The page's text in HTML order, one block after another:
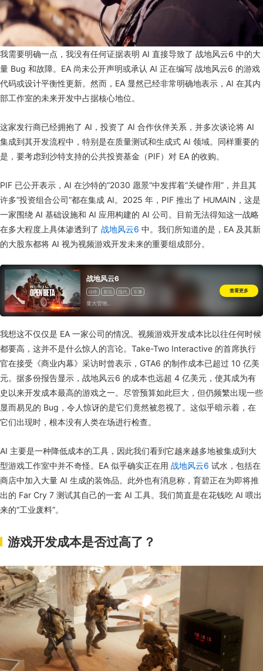
我需要明确一点，我没有任何证据表明 AI 直接导致了 战地风云6 中的大
量 Bug 和故障。EA 尚未公开声明或承认 AI 正在编写 战地风云6 的游戏
代码或设计平衡性更新。然而，EA 显然已经非常明确地表示，AI 在其内
部工作室的未来开发中占据核心地位。
这家发行商已经拥抱了 AI，投资了 AI 合作伙伴关系，并多次谈论将 AI
集成到其开发流程中，特别是在质量测试和生成式 AI 领域。同样重要的
是，要考虑到沙特支持的公共投资基金（PIF）对 EA 的收购。
PIF 已公开表示，AI 在沙特的“2030 愿景”中发挥着“关键作用”，并且其
许多“投资组合公司”都在集成 AI。2025 年，PIF 推出了 HUMAIN，这是
一家围绕 AI 基础设施和 AI 应用构建的 AI 公司。目前无法得知这一战略
在多大程度上具体渗透到了 战地风云6 中。我们所知道的是，EA 及其新
的大股东都将 AI 视为视频游戏开发未来的重要组成部分。
战地风云6
动作 射击 现代 军事
量大管饱..
查看更多
我想这不仅仅是 EA 一家公司的情况。视频游戏开发成本比以往任何时候
都要高，这并不是什么惊人的言论。Take-Two Interactive 的首席执行
官在接受《商业内幕》采访时曾表示，GTA6 的制作成本已超过 10 亿美
元。据多份报告显示，战地风云6 的成本也远超 4 亿美元，使其成为有
史以来开发成本最高的游戏之一。尽管预算如此巨大，但仍频繁出现一些
显而易见的 Bug，令人惊讶的是它们竟然被忽视了。这似乎暗示着，在
它们出现时，根本没有人类在场进行检查。
AI 主要是一种降低成本的工具，因此我们看到它越来越多地被集成到大
型游戏工作室中并不奇怪。EA 似乎确实正在用 战地风云6 试水，包括在
商店中加入大量 AI 生成的装饰品。此外也有消息称，育碧正在为即将推
出的 Far Cry 7 测试其自己的一套 AI 工具。我们简直是在花钱吃 AI 喂出
来的“工业废料”。
游戏开发成本是否过高了？